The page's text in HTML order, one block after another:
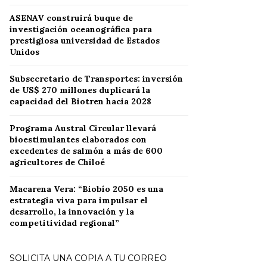
ASENAV construirá buque de
investigación oceanográfica para
prestigiosa universidad de Estados
Unidos
Subsecretario de Transportes: inversión
de US$ 270 millones duplicará la
capacidad del Biotren hacia 2028
Programa Austral Circular llevará
bioestimulantes elaborados con
excedentes de salmón a más de 600
agricultores de Chiloé
Macarena Vera: “Biobío 2050 es una
estrategia viva para impulsar el
desarrollo, la innovación y la
competitividad regional”
SOLICITA UNA COPIA A TU CORREO